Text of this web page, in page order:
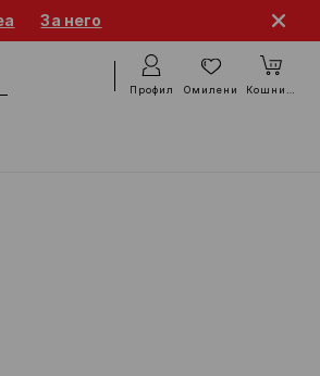
За него
Профил Омилени Кошничка